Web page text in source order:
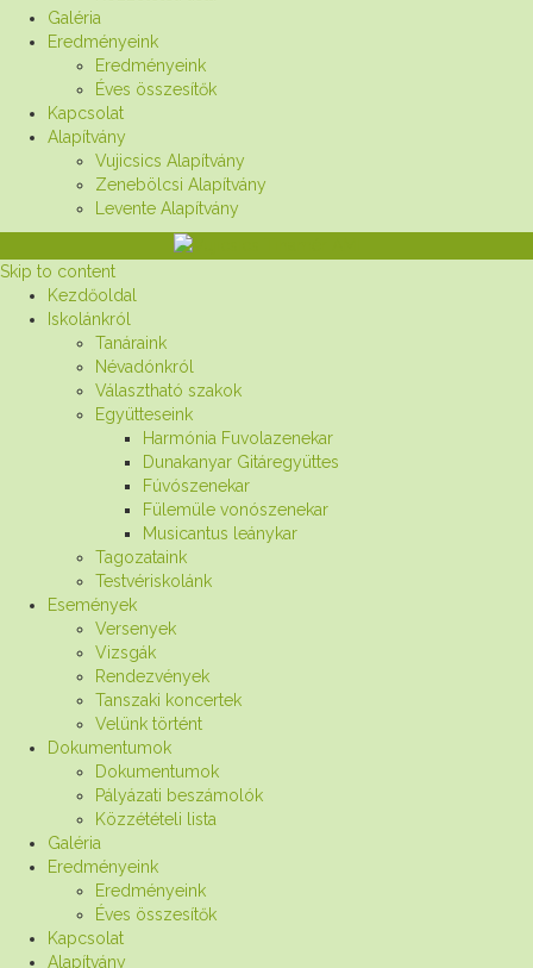
Galéria
Eredményeink
Eredményeink
Éves összesítők
Kapcsolat
Alapítvány
Vujicsics Alapítvány
Zenebölcsi Alapítvány
Levente Alapítvány
Skip to content
Kezdőoldal
Iskolánkról
Tanáraink
Névadónkról
Választható szakok
Együtteseink
Harmónia Fuvolazenekar
Dunakanyar Gitáregyüttes
Fúvószenekar
Fülemüle vonószenekar
Musicantus leánykar
Tagozataink
Testvériskolánk
Események
Versenyek
Vizsgák
Rendezvények
Tanszaki koncertek
Velünk történt
Dokumentumok
Dokumentumok
Pályázati beszámolók
Közzétételi lista
Galéria
Eredményeink
Eredményeink
Éves összesítők
Kapcsolat
Alapítvány